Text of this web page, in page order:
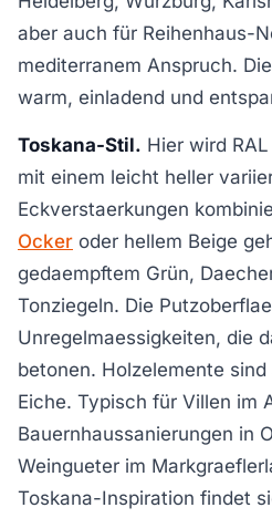
aber auch für Reihenhaus-
mediterranem Anspruch.
warm, einladend und
Toskana-Stil. Hier wird
mit einem leicht heller
Eckverstaerkungen
Ocker oder hellem Beige
gedaempftem Grün,
Tonziegeln. Die
Unregelmaessigkeiten, die
betonen. Holzelemente
Eiche. Typisch für Villen im
Bauernhaussanierungen in
Weingueter im
Toskana-Inspiration findet